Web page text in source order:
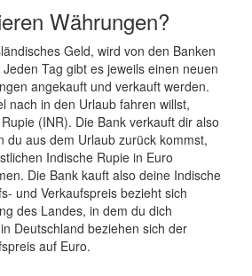
Währungen?
Geld, wird von den Banken
Tag gibt es jeweils einen neuen
angekauft und verkauft werden.
nach in den Urlaub fahren willst,
(INR). Die Bank verkauft dir also
du aus dem Urlaub zurück kommst,
Indische Rupie in Euro
Die Bank kauft also deine Indische
und Verkaufspreis bezieht sich
des Landes, in dem du dich
Deutschland beziehen sich der
auf Euro.